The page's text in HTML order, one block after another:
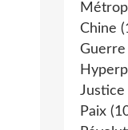
Chine
Guerre
Justice
Paix